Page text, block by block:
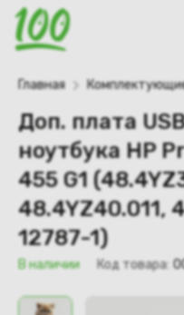
Главная
Доп. плата
ноутбука HP
455 G1
48.4YZ40.011,
12787-1)
В наличии Код товара: